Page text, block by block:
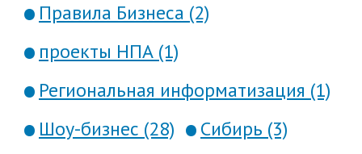
Правила Бизнеса (2)
проекты НПА (1)
Региональная информатизация (1)
Шоу-бизнес (28)
Сибирь (3)